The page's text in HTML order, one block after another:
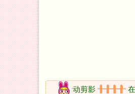
间 活动剪影 在线视